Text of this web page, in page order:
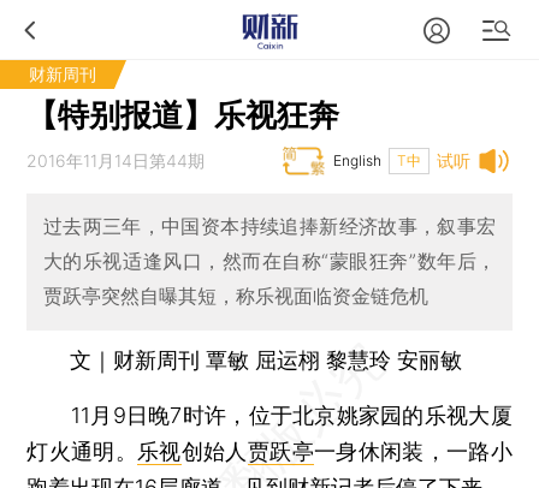
财新周刊
【特别报道】乐视狂奔
试听
2016年11月14日第44期 T中
English
过去两三年，中国资本持续追捧新经济故事，叙事宏
大的乐视适逢风口，然而在自称“蒙眼狂奔”数年后，
贾跃亭突然自曝其短，称乐视面临资金链危机
文｜财新周刊 覃敏 屈运栩 黎慧玲 安丽敏
11月9日晚7时许，位于北京姚家园的乐视大厦
灯火通明。 乐视创始人 贾跃亭一身休闲装，一路小